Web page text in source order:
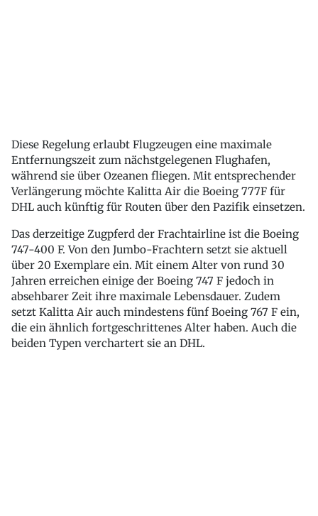
Diese Regelung erlaubt Flugzeugen eine maximale
Entfernungszeit zum nächstgelegenen Flughafen,
während sie über Ozeanen fliegen. Mit entsprechender
Verlängerung möchte Kalitta Air die Boeing 777F für
DHL auch künftig für Routen über den Pazifik einsetzen.
Das derzeitige Zugpferd der Frachtairline ist die Boeing
747-400 F. Von den Jumbo-Frachtern setzt sie aktuell
über 20 Exemplare ein. Mit einem Alter von rund 30
Jahren erreichen einige der Boeing 747 F jedoch in
absehbarer Zeit ihre maximale Lebensdauer. Zudem
setzt Kalitta Air auch mindestens fünf Boeing 767 F ein,
die ein ähnlich fortgeschrittenes Alter haben. Auch die
beiden Typen verchartert sie an DHL.